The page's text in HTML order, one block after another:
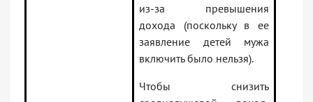
из-за превышения
дохода (поскольку в ее
заявление детей мужа
включить было нельзя).
Чтобы снизить